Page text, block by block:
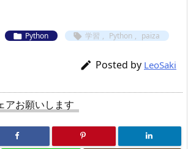
 Python  学習 , Python , paiza
 Posted by LeoSaki
アお願いします